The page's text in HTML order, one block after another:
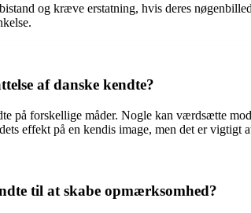
og kræve erstatning, hvis deres
af danske kendte?
på forskellige måder. Nogle kan værdsætte
effekt på en kendis image, men det er vigtigt
til at skabe opmærksomhed?